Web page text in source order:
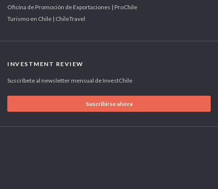
Oficina de Promoción de Exportaciones | ProChile
Turismo en Chile | ChileTravel
INVESTMENT REVIEW
Suscríbete al newsletter mensual de InvestChile
Suscribirse ahora